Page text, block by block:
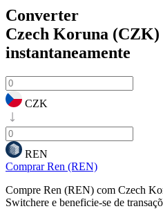
Converter
Czech Koruna (CZK)
instantaneamente
CZK
REN
Comprar Ren (REN)
Compre Ren (REN) com Czech
Switchere e beneficie-se de